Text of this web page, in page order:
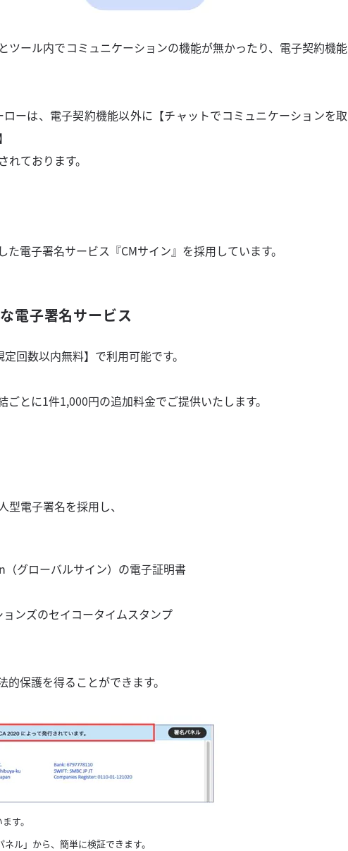
ツール内でコミュニケーションの機能が無かったり、電子契約機能
ーは、電子契約機能以外に【チャットでコミュニケーションを取
ております。
電子署名サービス『CMサイン』を採用しています。
電子署名サービス
回数以内無料】で利用可能です。
とに1件1,000円の追加料金でご提供いたします。
電⼦署名を採用し、
グローバルサイン）の電子証明書
ンズのセイコータイムスタンプ
保護を得ることができます。
す。
ル」から、簡単に検証できます。